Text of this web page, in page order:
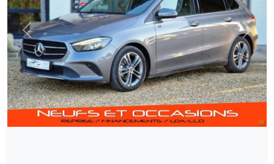
Précédent